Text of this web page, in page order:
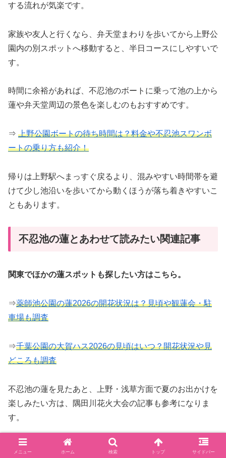
する流れが気楽です。
家族や友人と行くなら、弁天堂まわりを歩いてから上野公
園内の別スポットへ移動すると、半日コースにしやすいで
す。
時間に余裕があれば、不忍池のボートに乗って池の上から
蓮や弁天堂周辺の景色を楽しむのもおすすめです。
⇒ 上野公園ボートの待ち時間は？料金や不忍池スワンボ
ートの乗り方も紹介！
帰りは上野駅へまっすぐ戻るより、混みやすい時間帯を避
けて少し池沿いを歩いてから動くほうが落ち着きやすいこ
ともあります。
不忍池の蓮とあわせて読みたい関連記事
関東でほかの蓮スポットも探したい方はこちら。
⇒薬師池公園の蓮2026の開花状況は？見頃や観蓮会・駐
車場も調査
⇒千葉公園の大賀ハス2026の見頃はいつ？開花状況や見
どころも調査
不忍池の蓮を見たあと、上野・浅草方面で夏のお出かけを
楽しみたい方は、隅田川花火大会の記事も参考になりま
す。
混雑を避けて移動したい方はこちら。
メニュー ホーム 検索 トップ サイドバー